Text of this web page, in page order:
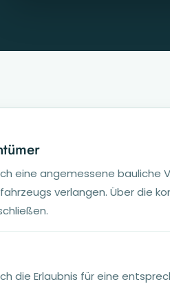
eine angemessene bauliche
verlangen. Über die
die Erlaubnis für eine